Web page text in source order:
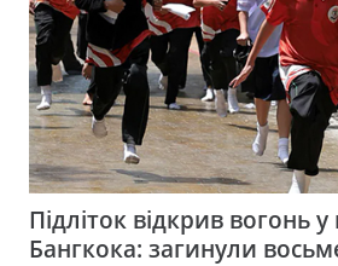
Підліток відкрив вогонь
Бангкока: загинули